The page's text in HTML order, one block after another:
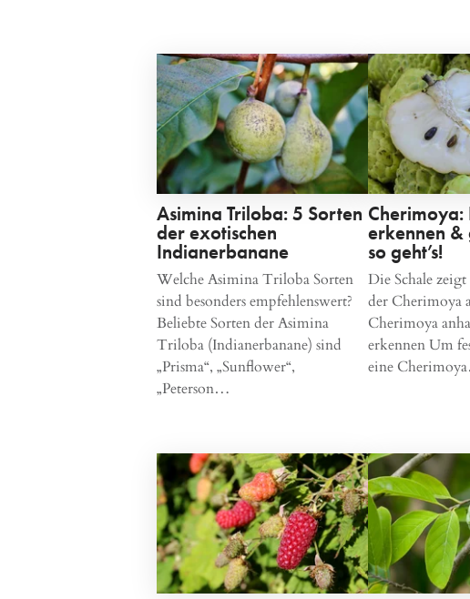
Asimina Triloba: 5 Sorten
der exotischen
Indianerbanane
Welche Asimina Triloba Sorten
sind besonders empfehlenswert?
Beliebte Sorten der Asimina
Triloba (Indianerbanane) sind
„Prisma“, „Sunflower“,
„Peterson…
Cherimoya:
erkennen &
so geht’s!
Die Schale
der Cherimoya
Cherimoya
erkennen Um
eine